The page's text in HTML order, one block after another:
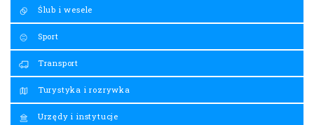
Ślub i wesele
Sport
Transport
Turystyka i rozrywka
Urzędy i instytucje